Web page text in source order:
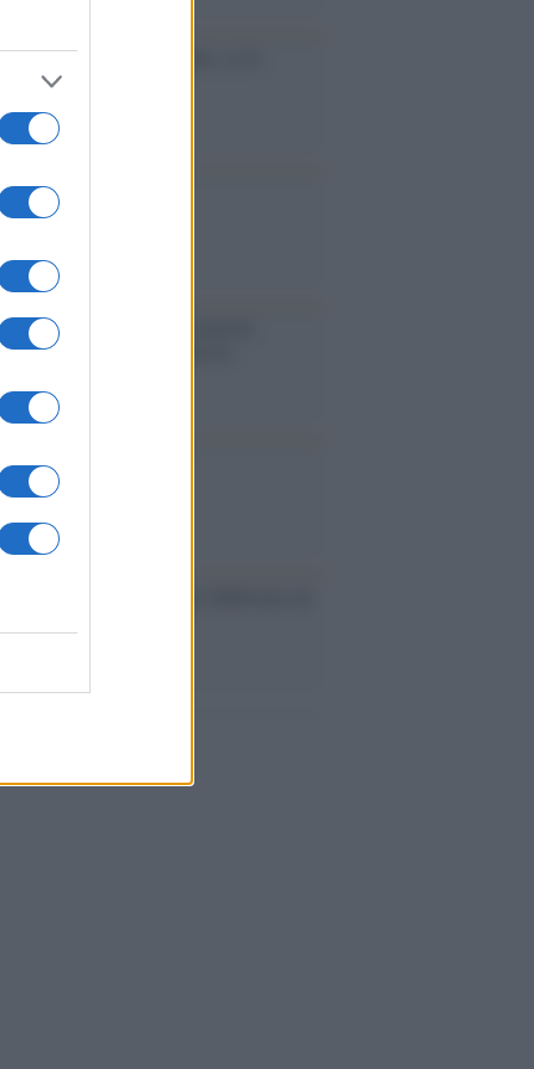
economico dell'Italia: ce lo
l'Europa
ha finito lo scudo
rimanessero tre neuroni
a far pace con la Russia
di Rabat